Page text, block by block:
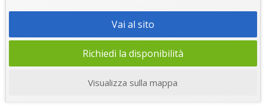
Vai al sito
Richiedi la disponibilità
Visualizza sulla mappa